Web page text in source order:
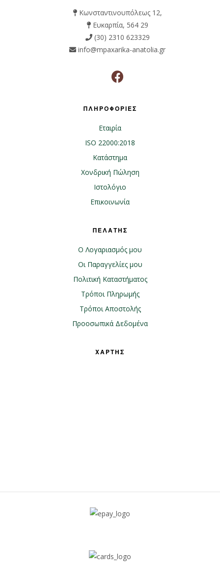
Κωνσταντινουπόλεως 12,
Ευκαρπία, 564 29
(30) 2310 623329
info@mpaxarika-anatolia.gr
ΠΛΗΡΟΦΟΡΙΕΣ
Εταιρία
ISO 22000:2018
Κατάστημα
Χονδρική Πώληση
Ιστολόγιο
Επικοινωνία
ΠΕΛΑΤΗΣ
Ο Λογαριασμός μου
Οι Παραγγελίες μου
Πολιτική Καταστήματος
Τρόποι Πληρωμής
Τρόποι Αποστολής
Προοσωπικά Δεδομένα
ΧΑΡΤΗΣ